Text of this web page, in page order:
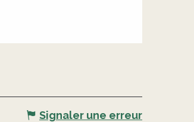
Signaler une erreur